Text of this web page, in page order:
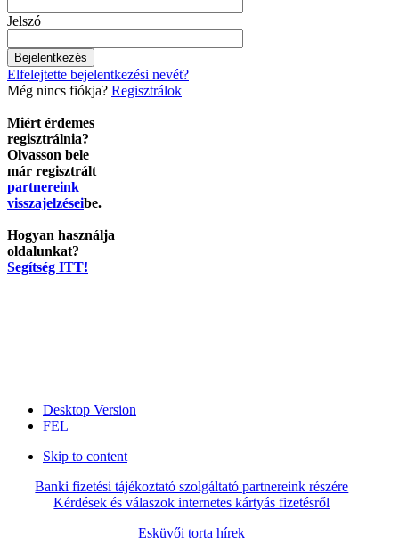
Jelszó
Elfelejtette bejelentkezési nevét?
Még nincs fiókja? Regisztrálok
Miért érdemes
regisztrálnia?
Olvasson bele
már regisztrált
partnereink
visszajelzéseibe.
Hogyan használja
oldalunkat?
Segítség ITT!
Desktop Version
FEL
Skip to content
Banki fizetési tájékoztató szolgáltató partnereink részére
Kérdések és válaszok internetes kártyás fizetésről
Esküvői torta hírek